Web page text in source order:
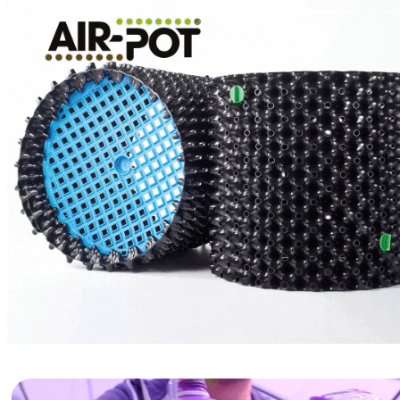
ОРГАНИКА
БАЗОВЫЕ УДОБРЕНИЯ
СТИМУЛЯТОРЫ
POWDER FEEDING
МИНЕРАЛЬНЫЕ УДОБРЕНИЯ
СТИМУЛЯТОРЫ
BIO SERIES ORGANIC
GROWTH TECHNOLOGY
БАЗОВЫЕ УДОБРЕНИЯ
СТИМУЛЯТОРЫ
HIGH ROOTS
CANNABIOGEN